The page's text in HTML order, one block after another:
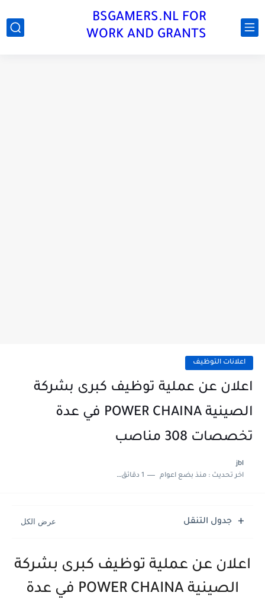
BSGAMERS.NL FOR
WORK AND GRANTS
اعلانات التوظيف
اعلان عن عملية توظيف كبرى بشركة
الصينية POWER CHAINA في عدة
تخصصات 308 مناصب
jbl
اخر تحديث :منذ بضع اعوام 1 دقائق للقراءة
جدول التنقل
اعلان عن عملية توظيف كبرى بشركة
الصينية POWER CHAINA في عدة